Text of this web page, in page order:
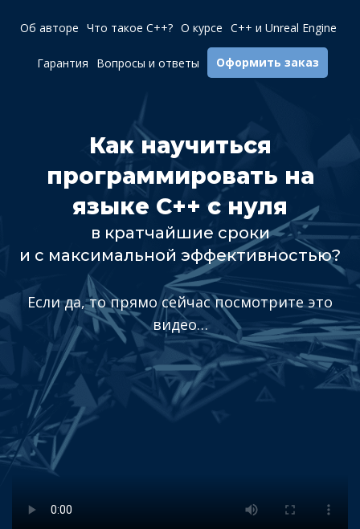
Об авторе Что такое C++? О курсе C++ и Unreal Engine
Гарантия Вопросы и ответы Оформить заказ
Как научиться
программировать на
языке C++ с нуля
в кратчайшие сроки
и с максимальной эффективностью?
Если да, то прямо сейчас посмотрите это
видео…